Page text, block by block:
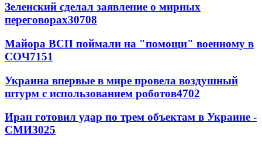
Зеленский сделал заявление о мирных
переговорах30708
Майора ВСП поймали на "помощи" военному в
СОЧ7151
Украина впервые в мире провела воздушный
штурм с использованием роботов4702
Иран готовил удар по трем объектам в Украине -
СМИ3025